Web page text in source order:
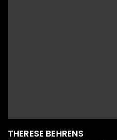
THERESE BEHRENS